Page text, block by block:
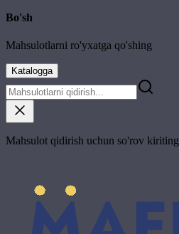
Bo'sh
Mahsulotlarni ro'yxatga qo'shing
Katalogga
Mahsulot qidirish uchun so'rov kiriting